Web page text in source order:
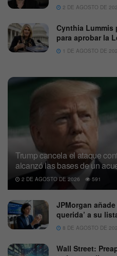
2 DE AGOSTO DE
Cynthia Lummis
para aprobar la
1 DE AGOSTO DE
Trump cancela el ataque
alcanzó las bases de un
2 DE AGOSTO DE 2026 591
JPMorgan
querida’ a su
8 DE AGOSTO DE
Wall Street: